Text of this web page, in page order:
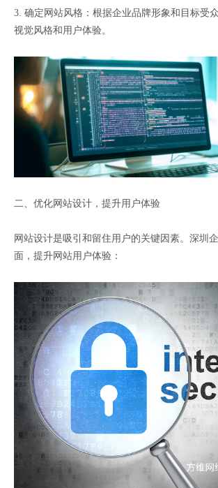
3. 确定网站风格：根据企业品牌形象和目标受
视觉风格和用户体验。
二、优化网站设计，提升用户体验
网站设计是吸引和留住用户的关键因素。深圳
面，提升网站用户体验：